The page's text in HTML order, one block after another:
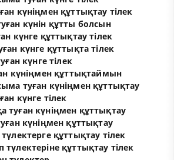
күніңмен құттықтау тілек
күнін құтты болсын
күнге құттықтау тілек
күнге құттықта тілек
күнге тілек
күніңмен құттықтаймын
туған күніңмен құттықтау
күнге тілек
туған күніңмен құттықтау
күніңмен құттықтау
құттықтау тілек
құттықтау тілек